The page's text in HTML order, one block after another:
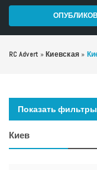
RC Advert »Киевская »
Показать фильтры
Киев